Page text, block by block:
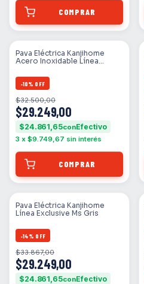
Pava Eléctrica Kanjihome
Acero Inoxidable Línea
-10% OFF
$29.249,00
$32.500,00
$24.861,65con
3 x $9.749,67 sin interés
Pava Eléctrica Kanjihome
Línea Exclusive Ms Gris
-14% OFF
$29.249,00
$33.867,00
$24.861,65con